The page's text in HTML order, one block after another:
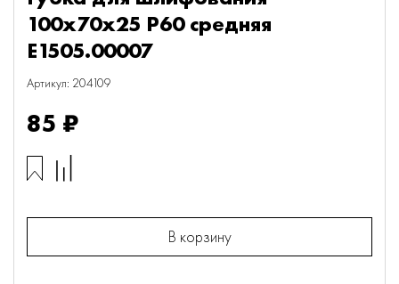
100х70х25 P60 средняя
E1505.00007
Артикул: 204109
85 ₽
В корзину